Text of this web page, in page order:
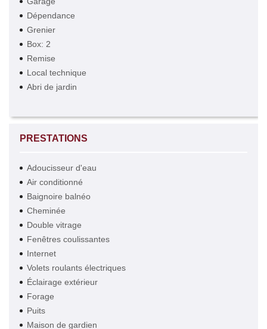
Dépendance
Grenier
Box: 2
Remise
Local technique
Abri de jardin
PRESTATIONS
Adoucisseur d'eau
Air conditionné
Baignoire balnéo
Cheminée
Double vitrage
Fenêtres coulissantes
Internet
Volets roulants électriques
Éclairage extérieur
Forage
Puits
Maison de gardien